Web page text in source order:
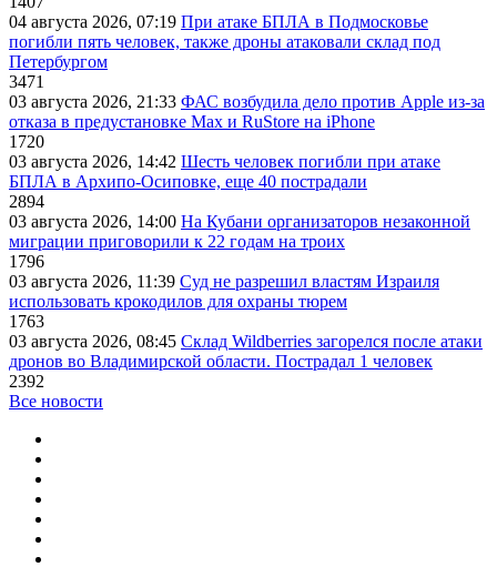
04 августа 2026, 07:19 При атаке БПЛА в Подмосковье
погибли пять человек, также дроны атаковали склад под
Петербургом
3471
03 августа 2026, 21:33 ФАС возбудила дело против Apple из-за
отказа в предустановке Max и RuStore на iPhone
1720
03 августа 2026, 14:42 Шесть человек погибли при атаке
БПЛА в Архипо-Осиповке, еще 40 пострадали
2894
03 августа 2026, 14:00 На Кубани организаторов незаконной
миграции приговорили к 22 годам на троих
1796
03 августа 2026, 11:39 Суд не разрешил властям Израиля
использовать крокодилов для охраны тюрем
1763
03 августа 2026, 08:45 Склад Wildberries загорелся после атаки
дронов во Владимирской области. Пострадал 1 человек
2392
Все новости